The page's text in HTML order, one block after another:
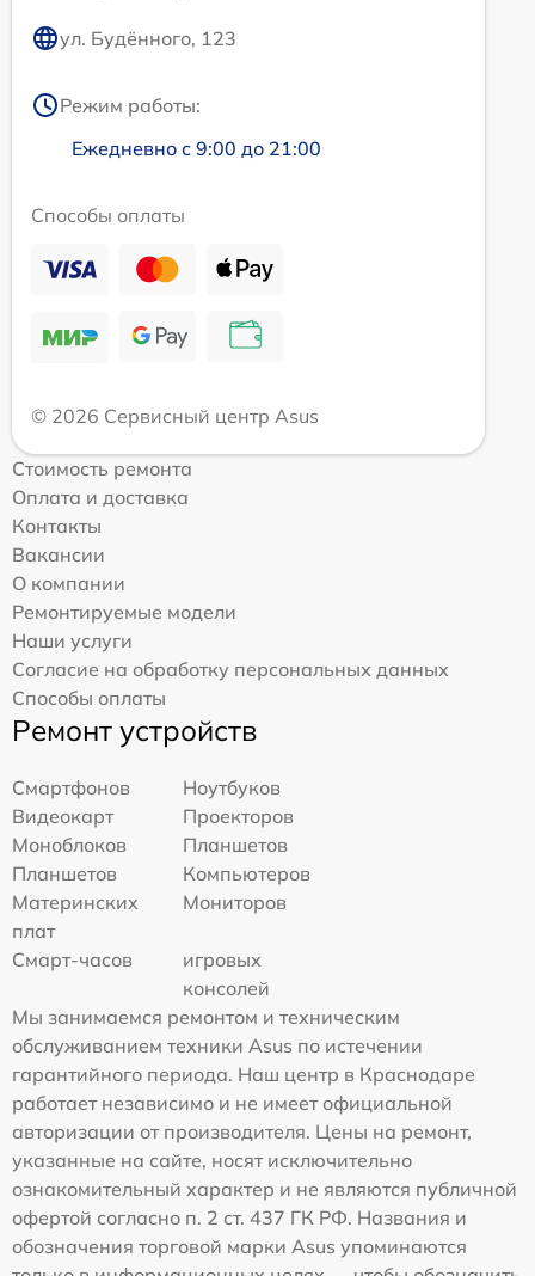
ул. Будённого, 123
Режим работы:
Ежедневно с 9:00 до 21:00
Способы оплаты
© 2026 Сервисный центр Asus
Стоимость ремонта
Оплата и доставка
Контакты
Вакансии
О компании
Ремонтируемые модели
Наши услуги
Согласие на обработку персональных данных
Способы оплаты
Ремонт устройств
Смартфонов
Ноутбуков
Видеокарт
Проекторов
Моноблоков
Планшетов
Планшетов
Компьютеров
Материнских
плат
Мониторов
Смарт-часов
игровых
консолей
Мы занимаемся ремонтом и техническим
обслуживанием техники Asus по истечении
гарантийного периода. Наш центр в Краснодаре
работает независимо и не имеет официальной
авторизации от производителя. Цены на ремонт,
указанные на сайте, носят исключительно
ознакомительный характер и не являются публичной
офертой согласно п. 2 ст. 437 ГК РФ. Названия и
обозначения торговой марки Asus упоминаются